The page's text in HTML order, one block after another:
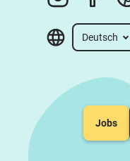
Deutsch
Jobs